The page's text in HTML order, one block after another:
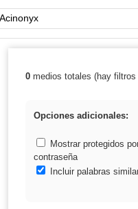
Palabra o frase:
Resultados de:
0medios totales (hay filtros
Opciones adicionales:
Mostrar protegidos
contraseña
Incluir palabras